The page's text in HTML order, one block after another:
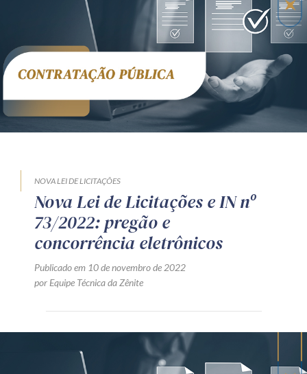
Receba por RSS
Av. Sete de Setembro, 4698
80240-000
Telefone (41) 2109-8666
NOVA LEI DE LICITAÇÕES
Nova Lei de Licitações e IN nº
73/2022: pregão e
concorrência eletrônicos
Publicado em 10 de novembro de 2022
por Equipe Técnica da Zênite